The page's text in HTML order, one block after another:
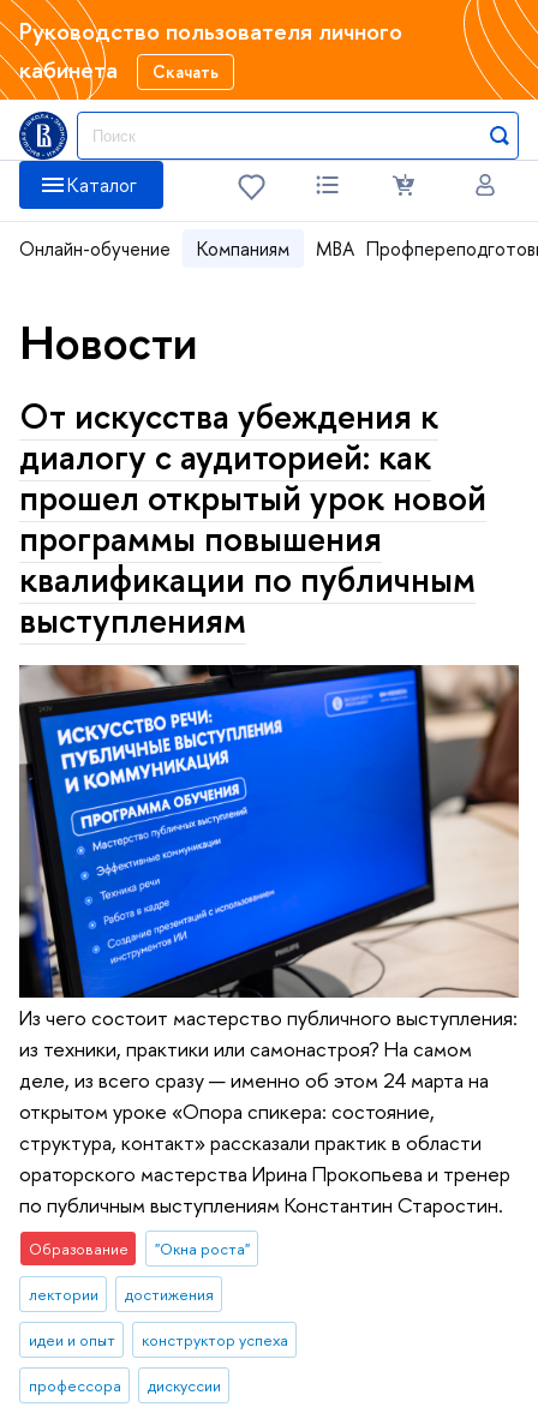
Руководство пользователя личного
кабинета
Скачать
Каталог
Онлайн-обучение Компаниям MBA
Новости
От искусства убеждения к
диалогу с аудиторией: как
прошел открытый урок новой
программы повышения
квалификации по публичным
выступлениям
Из чего состоит мастерство публичного выступления:
из техники, практики или самонастроя? На самом
деле, из всего сразу — именно об этом 24 марта на
открытом уроке «Опора спикера: состояние,
структура, контакт» рассказали практик в области
ораторского мастерства Ирина Прокопьева и тренер
по публичным выступлениям Константин Старостин.
Образование "Окна роста"
лектории достижения
идеи и опыт конструктор успеха
профессора дискуссии